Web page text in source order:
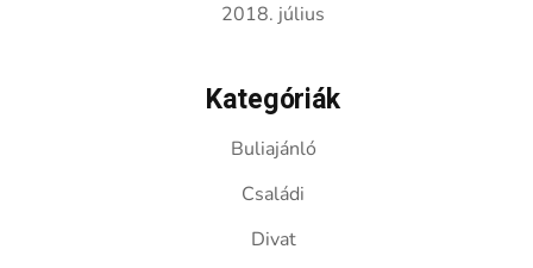
2018. július
Kategóriák
Buliajánló
Családi
Divat